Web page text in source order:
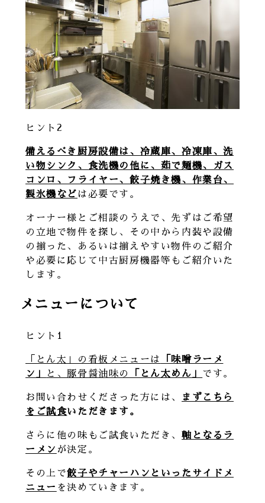
ヒント2
備えるべき厨房設備は、冷蔵庫、冷凍庫、洗
い物シンク、食洗機の他に、 茹で麺機、ガス
コンロ、フライヤー、餃子焼き機、作業台、
製氷機など は必要です。
オーナー様とご相談のうえで、先ずはご希望
の立地で物件を探し、その中から内装や設備
の揃った、あるいは揃えやすい物件のご紹介
や必要に応じて中古厨房機器等もご紹介いた
します。
メニューについて
ヒント1
「とん太」の看板メニューは
「味噌ラーメ
ン」
と、豚骨醤油味の 「とん太めん」 です。
お問い合わせくださった方には、
まずこちら
をご試食いただきます。
さらに他の味もご試食いただき、 軸となるラ
ーメン が決定。
その上で餃子やチャーハンといったサイドメ
ニュー を決めていきます。